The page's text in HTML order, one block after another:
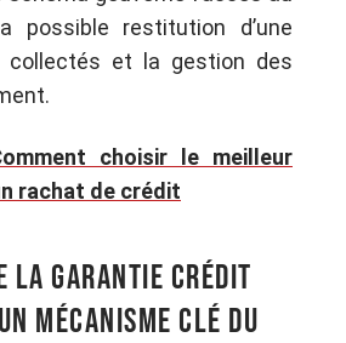
possible restitution d’une
collectés et la gestion des
choisir le meilleur
rachat de crédit
la garantie Crédit
mécanisme clé du